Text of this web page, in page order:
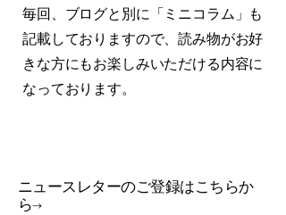
​毎回、ブログと別に「ミニコラム」も
記載しておりますので、読み物がお好
きな方にもお楽しみいただける内容に
なっております。
​ニュースレターのご登録はこちらか
ら→